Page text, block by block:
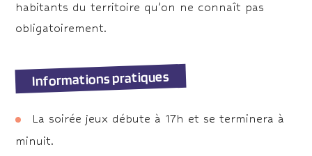
habitants du territoire qu’on ne connaît pas
obligatoirement.
Informations pratiques
La soirée jeux débute à 17h et se terminera à
minuit.